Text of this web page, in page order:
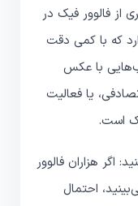
از فالوور فیک در
که با کمی دقت
با عکس
یا فعالیت
است.
اگر هزاران فالوور
احتمال